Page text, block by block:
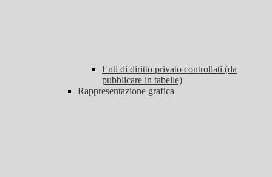
Enti di diritto privato controllati (da
pubblicare in tabelle)
Rappresentazione grafica